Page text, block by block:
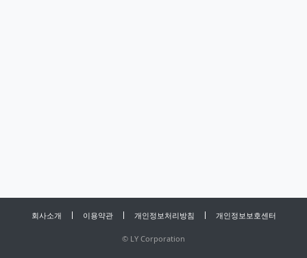
회사소개 이용약관 개인정보처리방침 개인정보보호센터
© LY Corporation